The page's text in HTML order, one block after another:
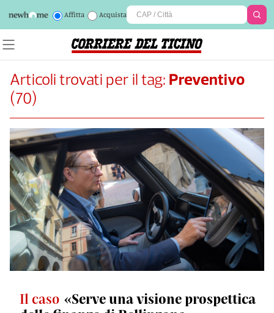
Affitta Acquista
Articoli trovati per il tag: Preventivo
(70)
Il caso «Serve una visione prospettica